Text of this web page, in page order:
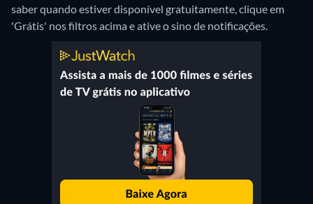
saber quando estiver disponível gratuitamente, clique em
'Grátis' nos filtros acima e ative o sino de notificações.